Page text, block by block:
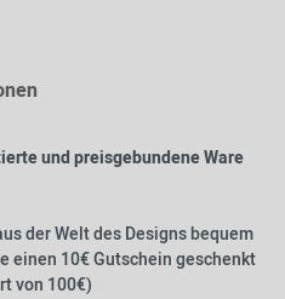
und preisgebundene Ware
der Welt des Designs bequem
einen 10€ Gutschein geschenkt
von 100€)